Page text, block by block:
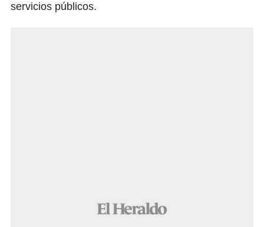
servicios públicos.